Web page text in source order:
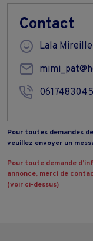
Contact
Lala Mireille
0617483045
Pour toutes demandes
veuillez envoyer un
Pour toute demande
annonce, merci de
(voir ci-dessus)